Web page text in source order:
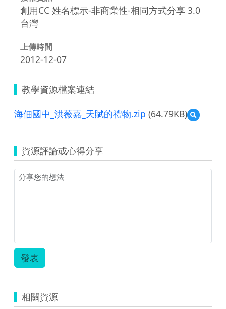
創用CC 姓名標示-非商業性-相同方式分享 3.0
台灣
上傳時間
2012-12-07
教學資源檔案連結
海佃國中_洪薇嘉_天賦的禮物.zip (64.79KB)
預
覽
中
_
資源評論或心得分享
發表
相關資源